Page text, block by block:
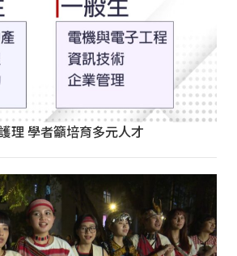
理 學者籲培育多元人才